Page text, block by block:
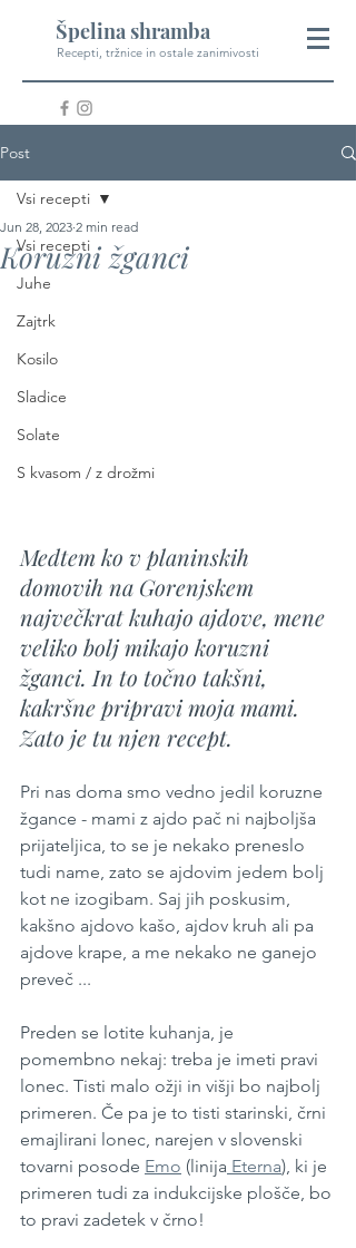
Špelina shramba
Recepti, tržnice in ostale zanimivosti
Post
Vsi recepti
Juhe
Zajtrk
Kosilo
Sladice
Solate
S kvasom / z drožmi
Vsi recepti
Koruzni žganci
Jun 28, 2023 2 min read
Medtem ko v planinskih
domovih na Gorenjskem
največkrat kuhajo ajdove, mene
veliko bolj mikajo koruzni
žganci. In to točno takšni,
kakršne pripravi moja mami.
Zato je tu njen recept.
Pri nas doma smo vedno jedil koruzne
žgance - mami z ajdo pač ni najboljša
prijateljica, to se je nekako preneslo
tudi name, zato se ajdovim jedem bolj
kot ne izogibam. Saj jih poskusim,
kakšno ajdovo kašo, ajdov kruh ali pa
ajdove krape, a me nekako ne ganejo
preveč ...
Preden se lotite kuhanja, je
pomembno nekaj: treba je imeti pravi
lonec. Tisti malo ožji in višji bo najbolj
primeren. Če pa je to tisti starinski, črni
emajlirani lonec, narejen v slovenski
tovarni posode Emo (linija Eterna), ki je
primeren tudi za indukcijske plošče, bo
to pravi zadetek v črno!